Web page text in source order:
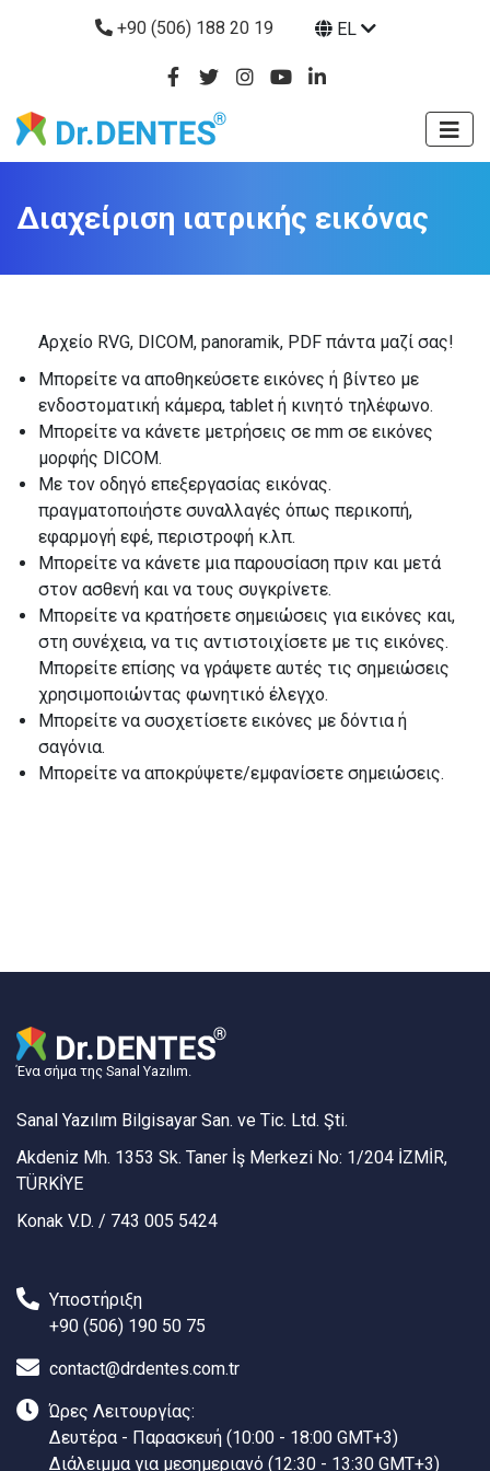
+90 (506) 188 20 19 EL
Διαχείριση ιατρικής εικόνας
Αρχείο RVG, DICOM, panoramik, PDF πάντα μαζί σας!
Μπορείτε να αποθηκεύσετε εικόνες ή βίντεο με
ενδοστοματική κάμερα, tablet ή κινητό τηλέφωνο.
Μπορείτε να κάνετε μετρήσεις σε mm σε εικόνες
μορφής DICOM.
Με τον οδηγό επεξεργασίας εικόνας.
πραγματοποιήστε συναλλαγές όπως περικοπή,
εφαρμογή εφέ, περιστροφή κ.λπ.
Μπορείτε να κάνετε μια παρουσίαση πριν και μετά
στον ασθενή και να τους συγκρίνετε.
Μπορείτε να κρατήσετε σημειώσεις για εικόνες και,
στη συνέχεια, να τις αντιστοιχίσετε με τις εικόνες.
Μπορείτε επίσης να γράψετε αυτές τις σημειώσεις
χρησιμοποιώντας φωνητικό έλεγχο.
Μπορείτε να συσχετίσετε εικόνες με δόντια ή
σαγόνια.
Μπορείτε να αποκρύψετε/εμφανίσετε σημειώσεις.
Ένα σήμα της Sanal Yazılım.
Sanal Yazılım Bilgisayar San. ve Tic. Ltd. Şti.
Akdeniz Mh. 1353 Sk. Taner İş Merkezi No: 1/204 İZMİR,
TÜRKİYE
Konak V.D. / 743 005 5424
Υποστήριξη
+90 (506) 190 50 75
contact@drdentes.com.tr
Ώρες Λειτουργίας:
Δευτέρα - Παρασκευή (10:00 - 18:00 GMT+3)
Διάλειμμα για μεσημεριανό (12:30 - 13:30 GMT+3)